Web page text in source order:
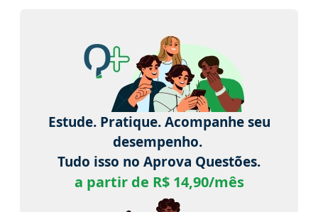
Estude. Pratique. Acompanhe seu
desempenho.
Tudo isso no Aprova Questões.
a partir de R$ 14,90/mês